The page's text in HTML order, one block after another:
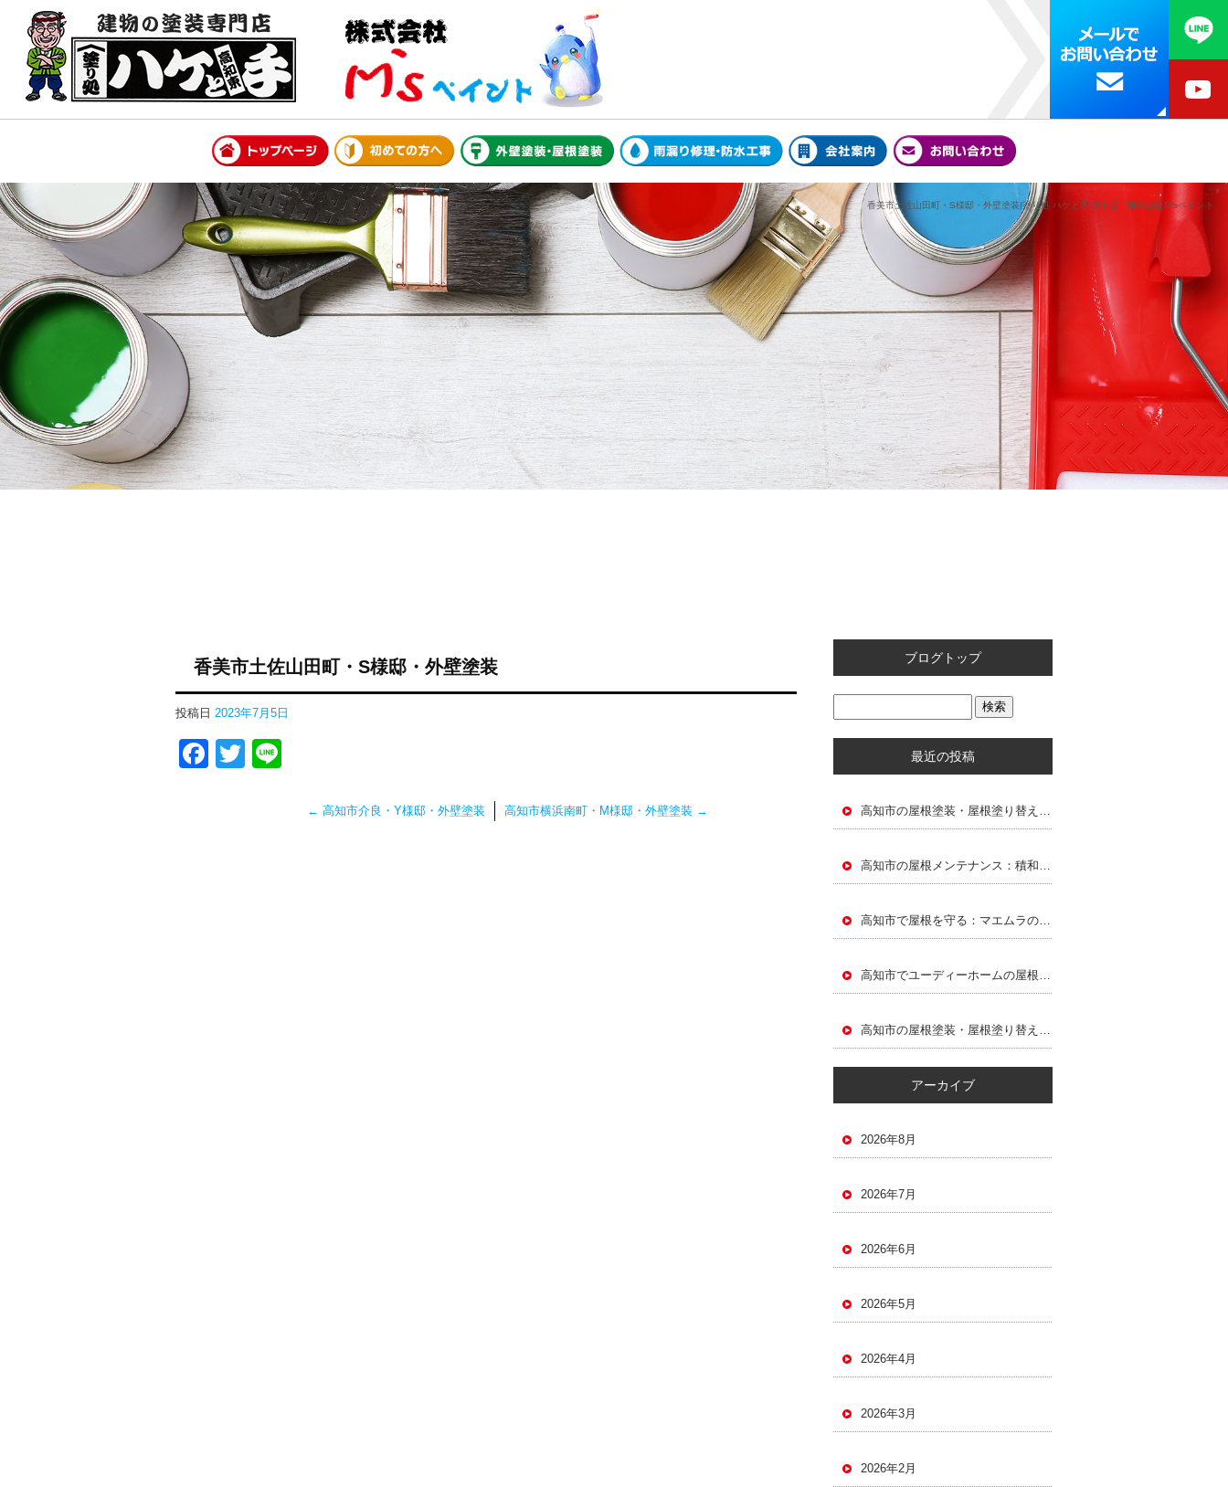
香美市土佐山田町・S様邸・外壁塗装|塗り処 ハケと手 高知店 - 株式会社M'sペイント
香美市土佐山田町・S様邸・外壁塗装
投稿日 2023年7月5日
Facebook
Twitter
← 高知市介良・Y様邸・外壁塗装 高知市横浜南町・M様邸・外壁塗装 →
ブログトップ
最近の投稿
高知市の屋根塗装・屋根塗り替え｜大和建設が教える屋根メンテナンス
高知市の屋根メンテナンス：積和建設による屋根塗装と屋根塗り替えガイド
高知市で屋根を守る：マエムラの屋根塗装・屋根塗り替えガイド
高知市でユーディーホームの屋根塗装・屋根塗り替えで屋根を長持ちさせる方法
高知市の屋根塗装・屋根塗り替えガイド：東宝ホームの屋根メンテナンス
アーカイブ
2026年8月
2026年7月
2026年6月
2026年5月
2026年4月
2026年3月
2026年2月